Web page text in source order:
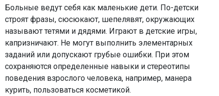
Больные ведут себя как маленькие дети. По-детски
строят фразы, сюсюкают, шепелявят, окружающих
называют тетями и дядями. Играют в детские игры,
капризничают. Не могут выполнить элементарных
заданий или допускают грубые ошибки. При этом
сохраняются определенные навыки и стереотипы
поведения взрослого человека, например, манера
курить, пользоваться косметикой.